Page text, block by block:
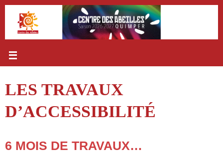
Passer
contenu
LES TRAVAUX
D’ACCESSIBILITÉ
6 MOIS DE TRAVAUX…